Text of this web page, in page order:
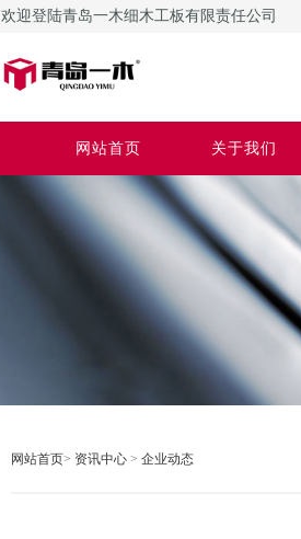
欢迎登陆青岛一木细木工板有限责任公司
网站首页 关于我们
网站首页> 资讯中心> 企业动态